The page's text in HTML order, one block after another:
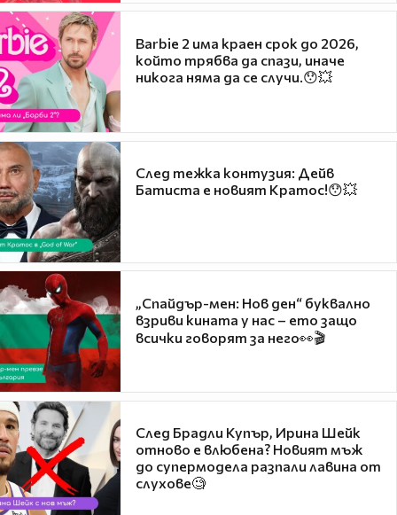
Barbie 2 има краен срок до 2026,
който трябва да спази, иначе
никога няма да се случи.😯💥
След тежка контузия: Дейв
Батиста е новият Кратос!😯💥
„Спайдър-мен: Нов ден“ буквално
взриви кината у нас – ето защо
всички говорят за него👀🎬
След Брадли Купър, Ирина Шейк
отново е влюбена? Новият мъж
до супермодела разпали лавина от
слухове🧐